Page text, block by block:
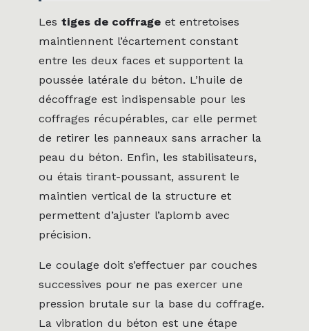
Les tiges de coffrage et entretoises
maintiennent l’écartement constant
entre les deux faces et supportent la
poussée latérale du béton. L’huile de
décoffrage est indispensable pour les
coffrages récupérables, car elle permet
de retirer les panneaux sans arracher la
peau du béton. Enfin, les stabilisateurs,
ou étais tirant-poussant, assurent le
maintien vertical de la structure et
permettent d’ajuster l’aplomb avec
précision.
Le coulage doit s’effectuer par couches
successives pour ne pas exercer une
pression brutale sur la base du coffrage.
La vibration du béton est une étape